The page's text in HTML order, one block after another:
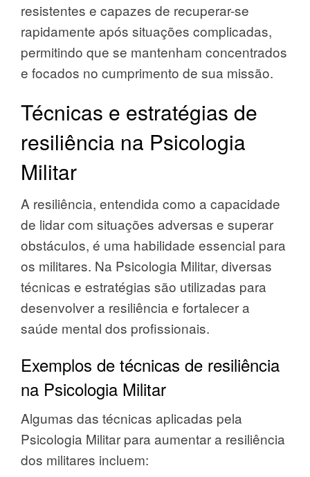
resistentes e capazes de recuperar-se
rapidamente após situações complicadas,
permitindo que se mantenham concentrados
e focados no cumprimento de sua missão.
Técnicas e estratégias de
resiliência na Psicologia
Militar
A resiliência, entendida como a capacidade
de lidar com situações adversas e superar
obstáculos, é uma habilidade essencial para
os militares. Na Psicologia Militar, diversas
técnicas e estratégias são utilizadas para
desenvolver a resiliência e fortalecer a
saúde mental dos profissionais.
Exemplos de técnicas de resiliência
na Psicologia Militar
Algumas das técnicas aplicadas pela
Psicologia Militar para aumentar a resiliência
dos militares incluem: